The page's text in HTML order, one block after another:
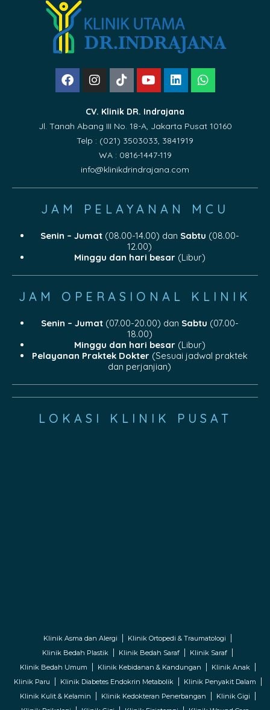
CV. Klinik DR. Indrajana
Jl. Tanah Abang III No. 18-A, Jakarta Pusat 10160
Telp : (021) 3503033, 3841919
WA : 0816-1447-119
info@klinikdrindrajana.com
JAM PELAYANAN MCU
Senin – Jumat(08.00-14.00) dan Sabtu (08.00-
12.00)
Minggu dan hari besar(Libur)
JAM OPERASIONAL KLINIK
Senin – Jumat(07.00-20.00) dan Sabtu (07.00-
18.00)
Minggu dan hari besar(Libur)
Pelayanan Praktek Dokter(Sesuai jadwal praktek
dan perjanjian)
LOKASI KLINIK PUSAT
Klinik Asma dan Alergi
Klinik Ortopedi & Traumatologi
Klinik Bedah Plastik
Klinik Bedah Saraf
Klinik Saraf
Klinik Bedah Umum
Klinik Kebidanan & Kandungan
Klinik Anak
Klinik Paru
Klinik Diabetes Endokrin Metabolik
Klinik Penyakit Dalam
Klinik Kulit & Kelamin
Klinik Kedokteran Penerbangan
Klinik Gigi